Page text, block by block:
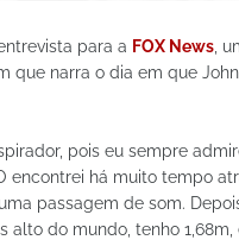
para a FOX News ,
que narra o dia em que
pois eu sempre
há muito tempo
passagem de som.
alto do mundo, tenho